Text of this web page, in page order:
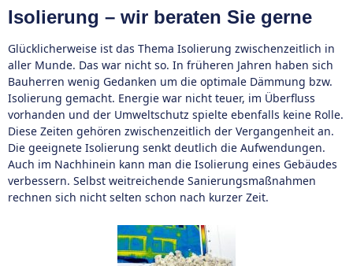
Isolierung – wir beraten Sie gerne
Glücklicherweise ist das Thema Isolierung zwischenzeitlich in
aller Munde. Das war nicht so. In früheren Jahren haben sich
Bauherren wenig Gedanken um die optimale Dämmung bzw.
Isolierung gemacht. Energie war nicht teuer, im Überfluss
vorhanden und der Umweltschutz spielte ebenfalls keine Rolle.
Diese Zeiten gehören zwischenzeitlich der Vergangenheit an.
Die geeignete Isolierung senkt deutlich die Aufwendungen.
Auch im Nachhinein kann man die Isolierung eines Gebäudes
verbessern. Selbst weitreichende Sanierungsmaßnahmen
rechnen sich nicht selten schon nach kurzer Zeit.